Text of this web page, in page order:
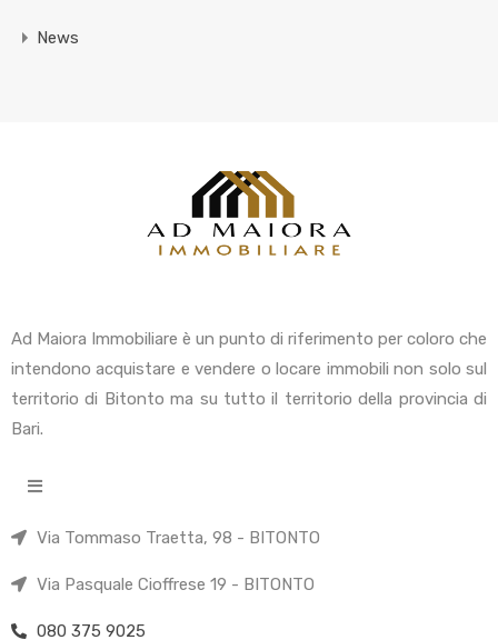
News
Ad Maiora Immobiliare è un punto di riferimento per coloro che
intendono acquistare e vendere o locare immobili non solo sul
territorio di Bitonto ma su tutto il territorio della provincia di
Bari.
Via Tommaso Traetta, 98 - BITONTO
Via Pasquale Cioffrese 19 - BITONTO
080 375 9025